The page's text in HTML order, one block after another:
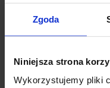
Zgoda
Niniejsza strona
Wykorzystujemy pliki
Jeśli masz pytania
phone +48 694 000 777
sklep@salonled.pl